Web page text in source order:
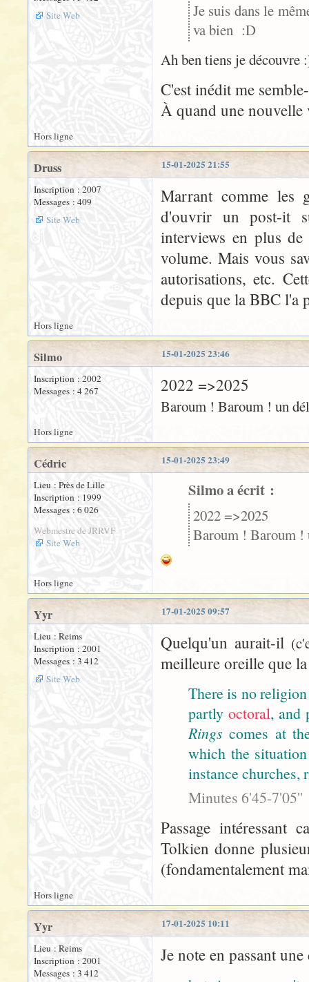
Site Web
Je suis dans le
va bien :D
Ah ben tiens je
C'est inédit me
À quand une
Hors ligne
15-01-2025 21:55
Druss
Inscription : 2007
Messages : 409
Site Web
Marrant comme les
d'ouvrir un post-it
interviews en plus
volume. Mais vous
autorisations, etc.
depuis que la BBC l'a
Hors ligne
15-01-2025 23:46
Silmo
Inscription : 2002
Messages : 4 267
2022 =>2025
Baroum ! Baroum ! un
Hors ligne
15-01-2025 23:49
Cédric
Lieu : Près de Lille
Inscription : 1999
Messages : 6 026
Webmestre de JRRVF
Site Web
Silmo a écrit :
2022 =>2025
Baroum ! Baroum
Hors ligne
17-01-2025 09:57
Yyr
Lieu : Reims
Inscription : 2001
Messages : 3 412
Site Web
Quelqu'un aurait-il
meilleure oreille que
There is no
partly octoral, and
Rings comes at
which the
instance churches,
Minutes 6'45-7'05''
Passage intéressant
Tolkien donne
(fondamentalement
Hors ligne
17-01-2025 10:11
Yyr
Lieu : Reims
Inscription : 2001
Messages : 3 412
Je note en passant